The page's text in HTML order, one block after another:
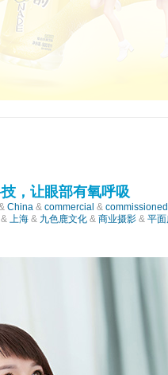
吸
，让眼部有氧呼吸
China & commercial & commissioned
& 上海 & 九色鹿文化 & 商业摄影 & 平